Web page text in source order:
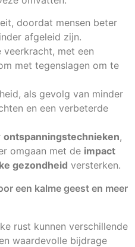
doordat mensen beter
afgeleid zijn.
met een
met tegenslagen om te
als gevolg van minder
en een verbeterde
ontspanningstechnieken,
omgaan met de impact
gezondheid versterken.
een kalme geest en meer
rust kunnen verschillende
waardevolle bijdrage